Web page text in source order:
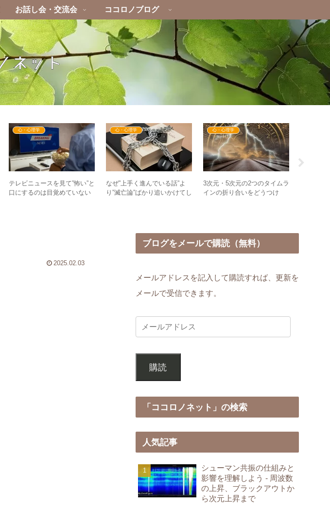
お話し会・交流会 ココロノブログ
心・心理学
テレビニュースを見て”怖い”と
口にするのは目覚めていない
心・心理学
なぜ”上手く進んでいる話”よ
り”滅亡論”ばかり追いかけてし
心・心理学
3次元・5次元の2つのタイムラ
インの折り合いをどうつけ
2025.02.03
ブログをメールで購読（無料）
メールアドレスを記入して購読すれば、更新を
メールで受信できます。
購読
「ココロノネット」の検索
人気記事
シューマン共振の仕組みと
影響を理解しよう - 周波数
の上昇、ブラックアウトか
ら次元上昇まで